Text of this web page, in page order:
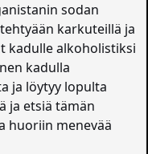
sodan
karkuteillä ja
kadulle alkoholistiksi
kadulla
ja löytyy lopulta
ja etsiä tämän
huoriin menevää